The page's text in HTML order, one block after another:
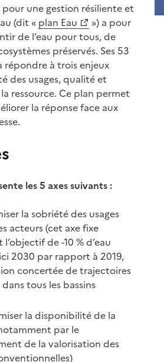
pour une gestion résiliente et
(dit « plan Eau
») a pour
de l’eau pour tous, de
préservés. Ses 53
répondre à trois enjeux
des usages, qualité et
ressource. Ce plan permet
la réponse face aux
les 5 axes suivants :
la sobriété des usages
acteurs (cet axe fixe
de -10 % d’eau
2030 par rapport à 2019,
concertée de trajectoires
tous les bassins
la disponibilité de la
par le
de la valorisation des